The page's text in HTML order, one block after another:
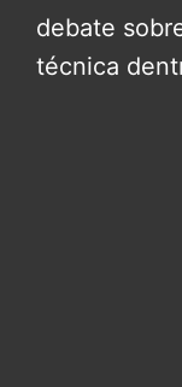
debate
técnica